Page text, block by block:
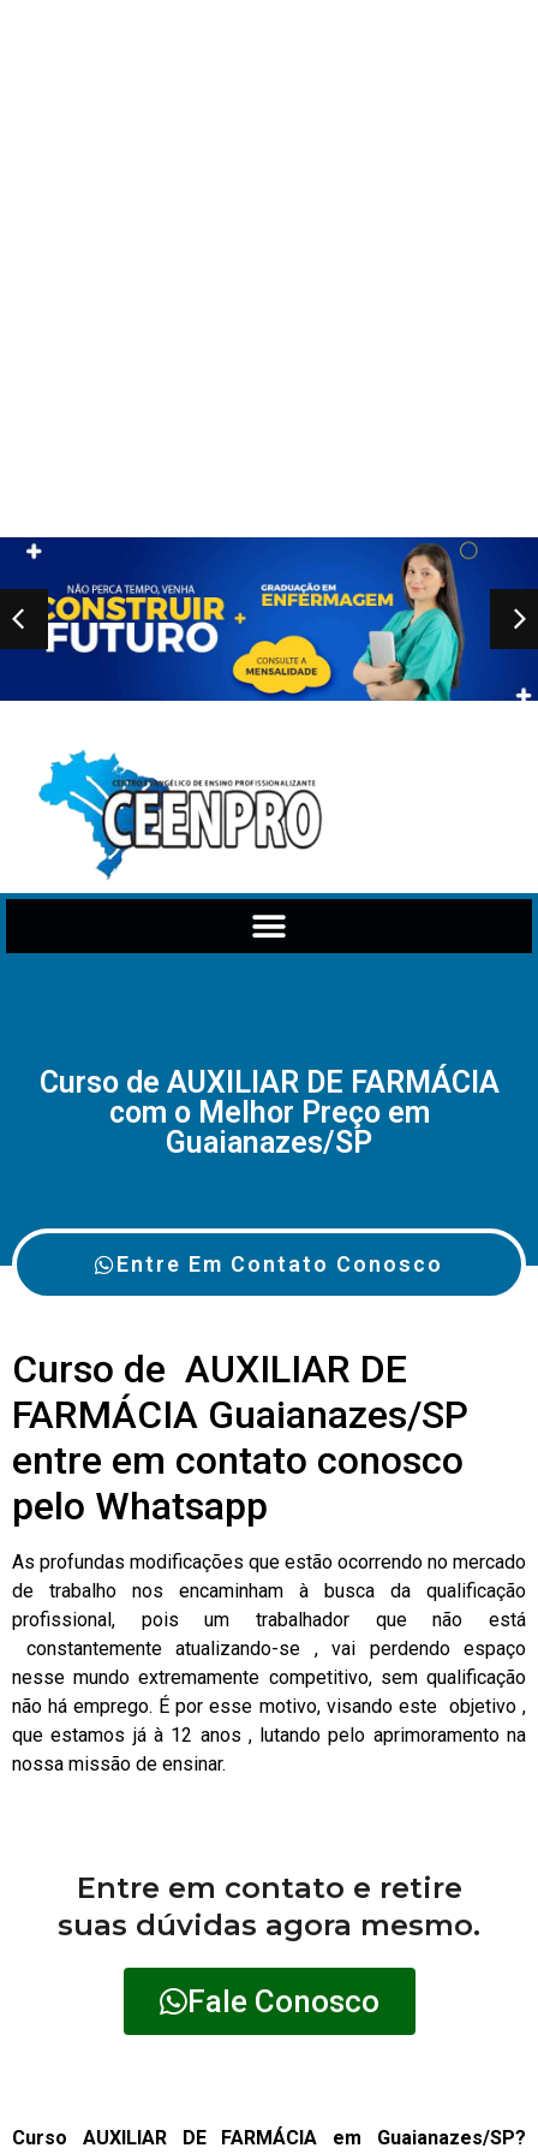
Curso de AUXILIAR DE FARMÁCIA
com o Melhor Preço em
Guaianazes/SP
Entre Em Contato Conosco
Curso de AUXILIAR DE
FARMÁCIA Guaianazes/SP
entre em contato conosco
pelo Whatsapp
As profundas modificações que estão ocorrendo no mercado
de trabalho nos encaminham à busca da qualificação
profissional, pois um trabalhador que não está
constantemente atualizando-se , vai perdendo espaço
nesse mundo extremamente competitivo, sem qualificação
não há emprego. É por esse motivo, visando este objetivo ,
que estamos já à 12 anos , lutando pelo aprimoramento na
nossa missão de ensinar.
Entre em contato e retire
suas dúvidas agora mesmo.
Fale Conosco
Curso AUXILIAR DE FARMÁCIA em Guaianazes/SP?